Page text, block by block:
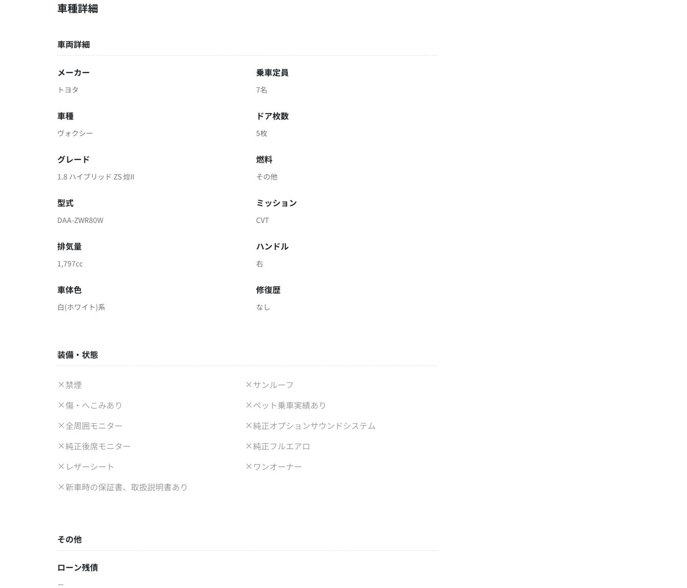
車種詳細
車両詳細
メーカー
トヨタ
乗車定員
7名
車種
ヴォクシー
ドア枚数
5枚
グレード
1.8 ハイブリッド ZS 煌II
燃料
その他
型式
DAA-ZWR80W
ミッション
CVT
排気量
1,797cc
ハンドル
右
車体色
白(ホワイト)系
修復歴
なし
装備・状態
禁煙
サンルーフ
傷・へこみあり
ペット乗車実績あり
全周囲モニター
純正オプションサウンドシステム
純正後席モニター
純正フルエアロ
レザーシート
ワンオーナー
新車時の保証書、取扱説明書あり
その他
ローン残債
－